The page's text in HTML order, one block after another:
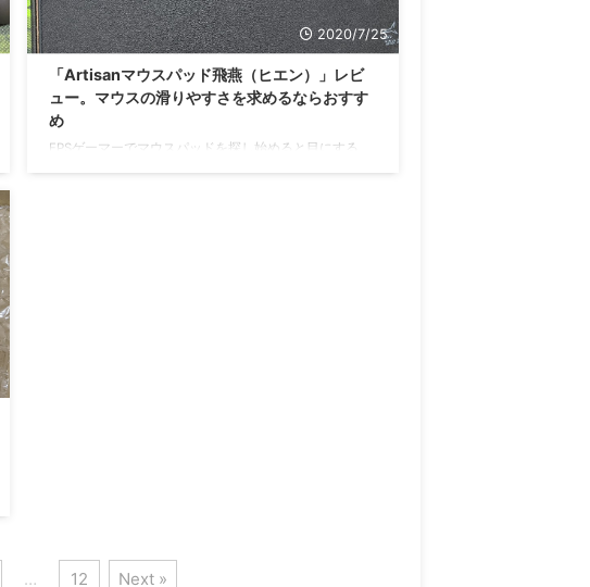
2020/7/25
「Artisanマウスパッド飛燕（ヒエン）」レビ
ュー。マウスの滑りやすさを求めるならおすす
め
FPSゲーマーでマウスパッドを探し始めると目にする
… 12 Next »